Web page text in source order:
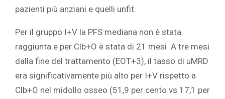
pazienti più anziani e quelli unfit.
Per il gruppo I+V la PFS mediana non è stata
raggiunta e per Clb+O è stata di 21 mesi A tre mesi
dalla fine del trattamento (EOT+3), il tasso di uMRD
era significativamente più alto per I+V rispetto a
Clb+O nel midollo osseo (51,9 per cento vs 17,1 per